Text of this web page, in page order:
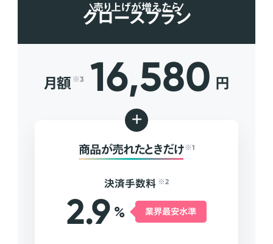
売り上げが増えたら
グロースプラン
月額 ※3 16,580 円
+
商品が売れたときだけ ※1
決済手数料 ※2
2.9 % 業界最安水準